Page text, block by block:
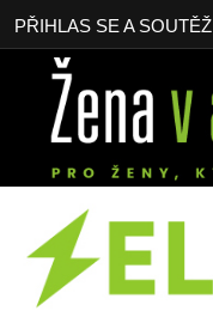
PŘIHLAS SE A SOUTĚŽ